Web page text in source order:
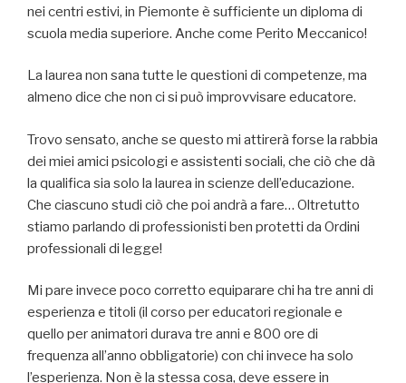
nei centri estivi, in Piemonte è sufficiente un diploma di
scuola media superiore. Anche come Perito Meccanico!
La laurea non sana tutte le questioni di competenze, ma
almeno dice che non ci si può improvvisare educatore.
Trovo sensato, anche se questo mi attirerà forse la rabbia
dei miei amici psicologi e assistenti sociali, che ciò che dà
la qualifica sia solo la laurea in scienze dell’educazione.
Che ciascuno studi ciò che poi andrà a fare… Oltretutto
stiamo parlando di professionisti ben protetti da Ordini
professionali di legge!
Mi pare invece poco corretto equiparare chi ha tre anni di
esperienza e titoli (il corso per educatori regionale e
quello per animatori durava tre anni e 800 ore di
frequenza all’anno obbligatorie) con chi invece ha solo
l’esperienza. Non è la stessa cosa, deve essere in